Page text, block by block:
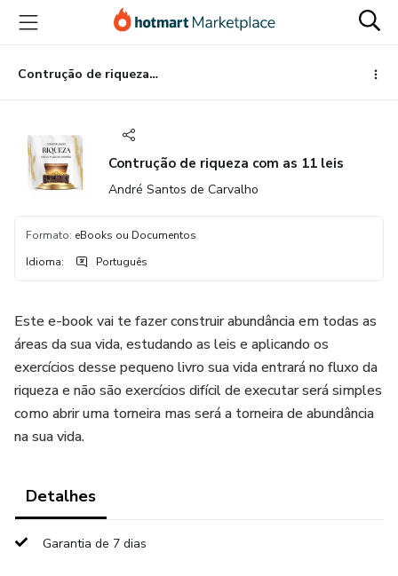
para
conteúdo
principal
para
pagamento
para
rodapé
Contrução de riqueza com as 11 leis
Contrução de riqueza com as 11 leis
André Santos de Carvalho
Formato: eBooks ou Documentos
Idioma: Português
Este e-book vai te fazer construir abundância em todas as
áreas da sua vida, estudando as leis e aplicando os
exercícios desse pequeno livro sua vida entrará no fluxo da
riqueza e não são exercícios difícil de executar será simples
como abrir uma torneira mas será a torneira de abundância
na sua vida.
Detalhes
Garantia de 7 dias